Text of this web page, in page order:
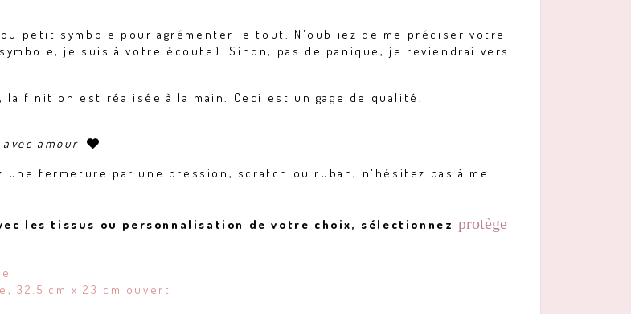
petit symbole pour agrémenter le tout. N'oubliez de me préciser votre
je suis à votre écoute). Sinon, pas de panique, je reviendrai vers
finition est réalisée à la main. Ceci est un gage de qualité.
avec amour
fermeture par une pression, scratch ou ruban, n'hésitez pas à me
les tissus ou personnalisation de votre choix, sélectionnez protège
32.5 cm x 23 cm ouvert